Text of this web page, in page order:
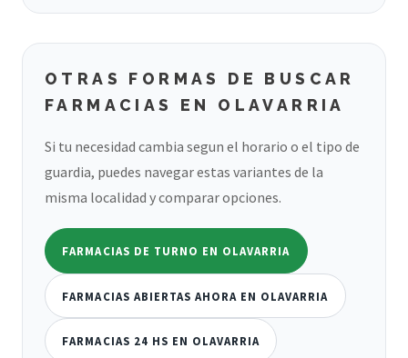
OTRAS FORMAS DE BUSCAR
FARMACIAS EN OLAVARRIA
Si tu necesidad cambia segun el horario o el tipo de
guardia, puedes navegar estas variantes de la
misma localidad y comparar opciones.
FARMACIAS DE TURNO EN OLAVARRIA
FARMACIAS ABIERTAS AHORA EN OLAVARRIA
FARMACIAS 24 HS EN OLAVARRIA